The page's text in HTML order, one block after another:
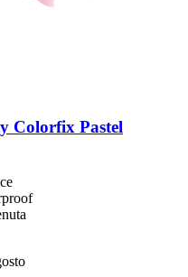
Colorfix Pastel